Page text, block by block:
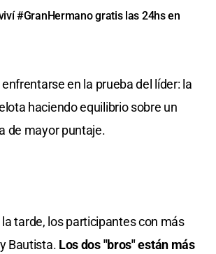
#GranHermanogratis las 24hs en
en la prueba del líder: la
haciendo equilibrio sobre un
de mayor puntaje.
tarde, los participantes con más
Bautista. Los dos "bros" están más